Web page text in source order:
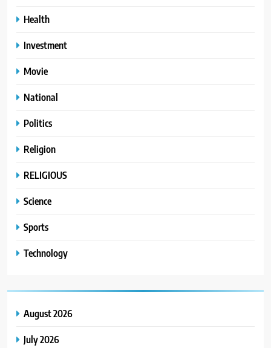
Health
Investment
Movie
National
Politics
Religion
RELIGIOUS
Science
Sports
Technology
August 2026
July 2026